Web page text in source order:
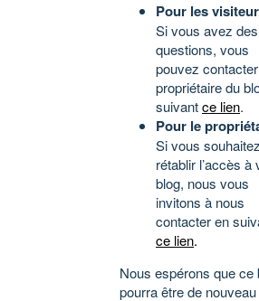
Pour les
Si vous avez des
questions, vous
pouvez
propriétaire du
suivantce lien.
Pour le
Si vous souhaitez
rétablir l’accès à
blog, nous vous
invitons à nous
contacter en
ce lien.
Nous espérons que ce
pourra être de nouveau